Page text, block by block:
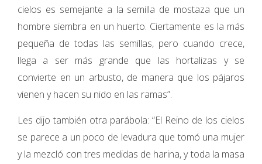
cielos es semejante a la semilla de mostaza que un
hombre siembra en un huerto. Ciertamente es la más
pequeña de todas las semillas, pero cuando crece,
llega a ser más grande que las hortalizas y se
convierte en un arbusto, de manera que los pájaros
vienen y hacen su nido en las ramas”.
Les dijo también otra parábola: “El Reino de los cielos
se parece a un poco de levadura que tomó una mujer
y la mezcló con tres medidas de harina, y toda la masa